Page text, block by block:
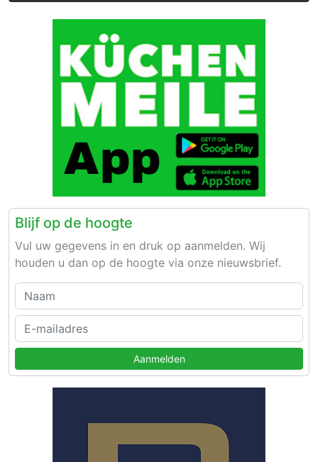
Blijf op de hoogte
Vul uw gegevens in en druk op aanmelden. Wij
houden u dan op de hoogte via onze nieuwsbrief.
Aanmelden